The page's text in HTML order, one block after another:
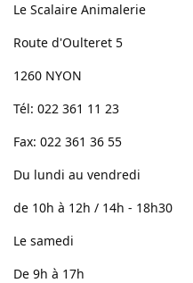
Le Scalaire Animalerie
Route d'Oulteret 5
1260 NYON
Tél: 022 361 11 23
Fax: 022 361 36 55
Du lundi au vendredi
de 10h à 12h / 14h - 18h30
Le samedi
De 9h à 17h